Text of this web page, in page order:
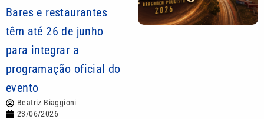
Bares e restaurantes
têm até 26 de junho
para integrar a
programação oficial do
evento
Beatriz Biaggioni
23/06/2026